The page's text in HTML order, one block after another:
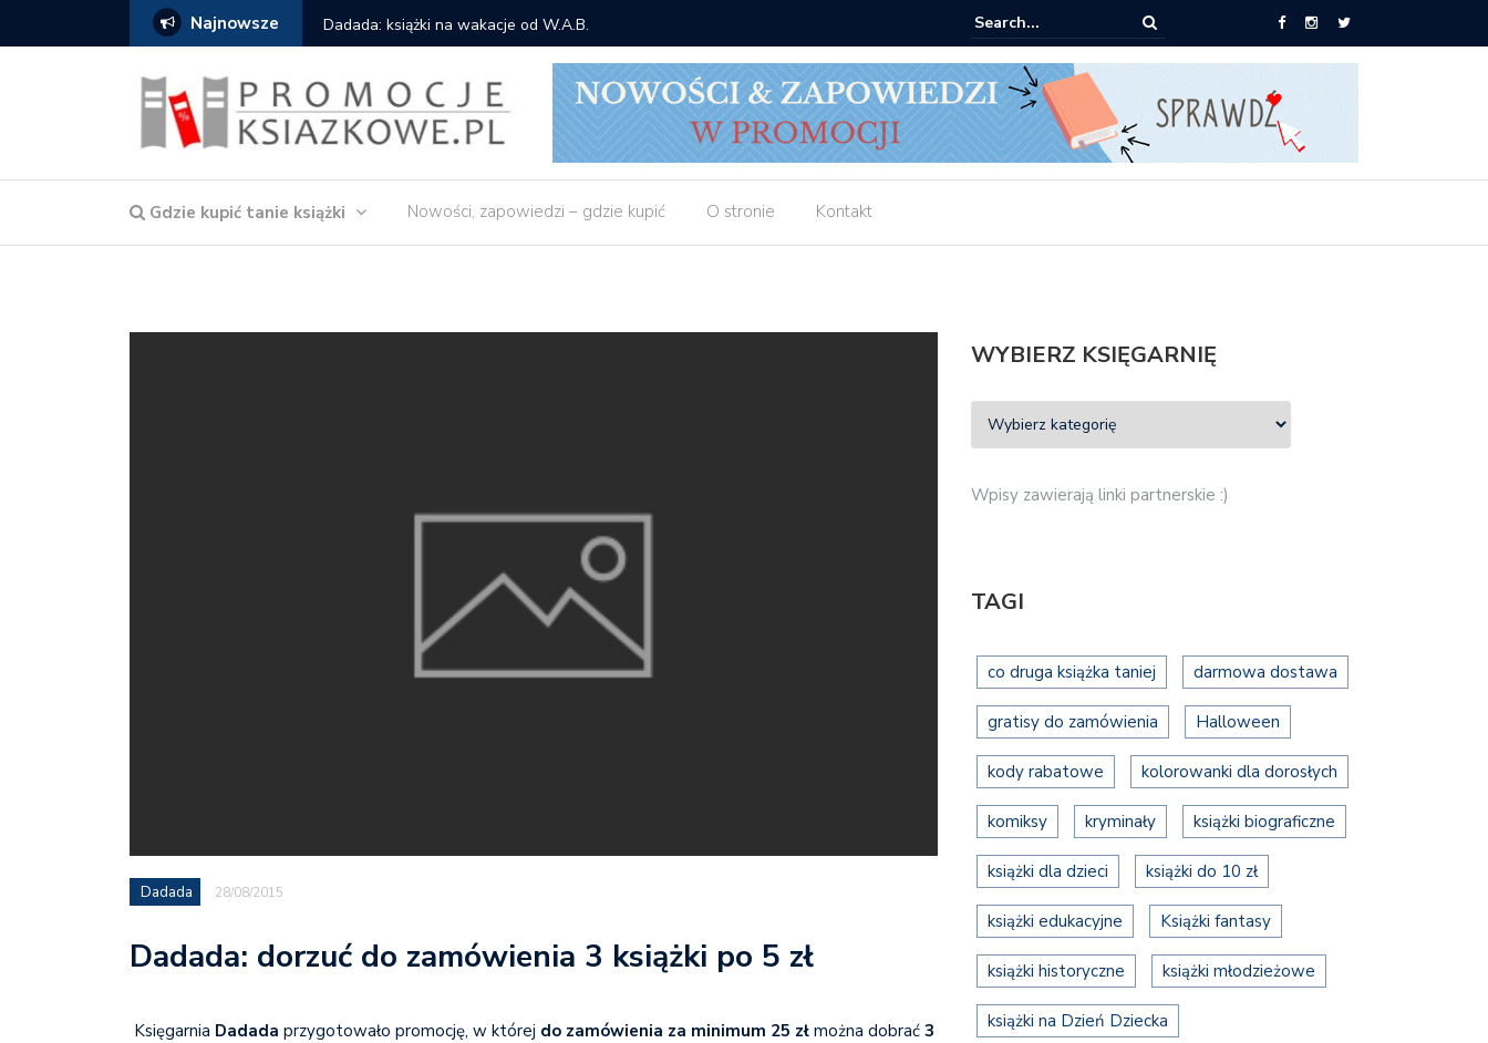
Najnowsze Dadada: książki na wakacje od W.A.B. Gdzie kupić: Mieczysław Gorzka – Copycat
Gdzie kupić tanie książki Nowości, zapowiedzi – gdzie kupić O stronie Kontakt
Dadada 28/08/2015
Dadada: dorzuć do zamówienia 3 książki po 5 zł
Księgarnia Dadada przygotowało promocję, w której do zamówienia za minimum 25 złmożna dobrać 3
WYBIERZ KSIĘGARNIĘ
Wpisy zawierają linki partnerskie :)
TAGI
co druga książka taniej darmowa dostawa
gratisy do zamówienia Halloween
kody rabatowe kolorowanki dla dorosłych
komiksy kryminały książki biograficzne
książki dla dzieci książki do 10 zł
książki edukacyjne Książki fantasy
książki historyczne książki młodzieżowe
książki na Dzień Dziecka